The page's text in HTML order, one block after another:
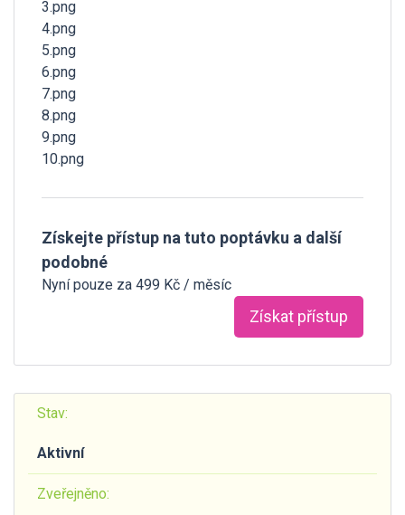
3.png
4.png
5.png
6.png
7.png
8.png
9.png
10.png
Získejte přístup na tuto poptávku a další
podobné
Nyní pouze za 499 Kč / měsíc
Získat přístup
Stav:
Aktivní
Zveřejněno: